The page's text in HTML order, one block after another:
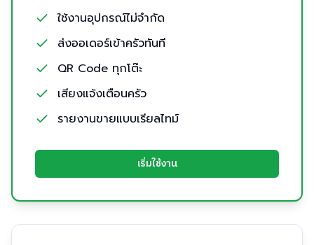
ใช้งานอุปกรณ์ไม่จำกัด
ส่งออเดอร์เข้าครัวทันที
QR Code ทุกโต๊ะ
เสียงแจ้งเตือนครัว
รายงานขายแบบเรียลไทม์
เริ่มใช้งาน